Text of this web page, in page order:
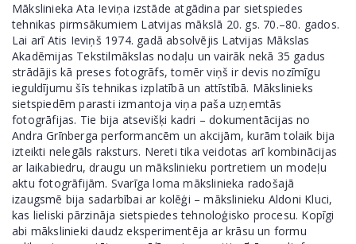
Mākslinieka Ata Ieviņa izstāde atgādina par sietspiedes
tehnikas pirmsākumiem Latvijas mākslā 20. gs. 70.–80. gados.
Lai arī Atis Ieviņš 1974. gadā absolvējis Latvijas Mākslas
Akadēmijas Tekstilmākslas nodaļu un vairāk nekā 35 gadus
strādājis kā preses fotogrāfs, tomēr viņš ir devis nozīmīgu
ieguldījumu šīs tehnikas izplatībā un attīstībā. Mākslinieks
sietspiedēm parasti izmantoja viņa paša uzņemtās
fotogrāfijas. Tie bija atsevišķi kadri – dokumentācijas no
Andra Grīnberga performancēm un akcijām, kurām tolaik bija
izteikti nelegāls raksturs. Nereti tika veidotas arī kombinācijas
ar laikabiedru, draugu un mākslinieku portretiem un modeļu
aktu fotogrāfijām. Svarīga loma mākslinieka radošajā
izaugsmē bija sadarbībai ar kolēģi – mākslinieku Aldoni Kluci,
kas lieliski pārzināja sietspiedes tehnoloģisko procesu. Kopīgi
abi mākslinieki daudz eksperimentēja ar krāsu un formu